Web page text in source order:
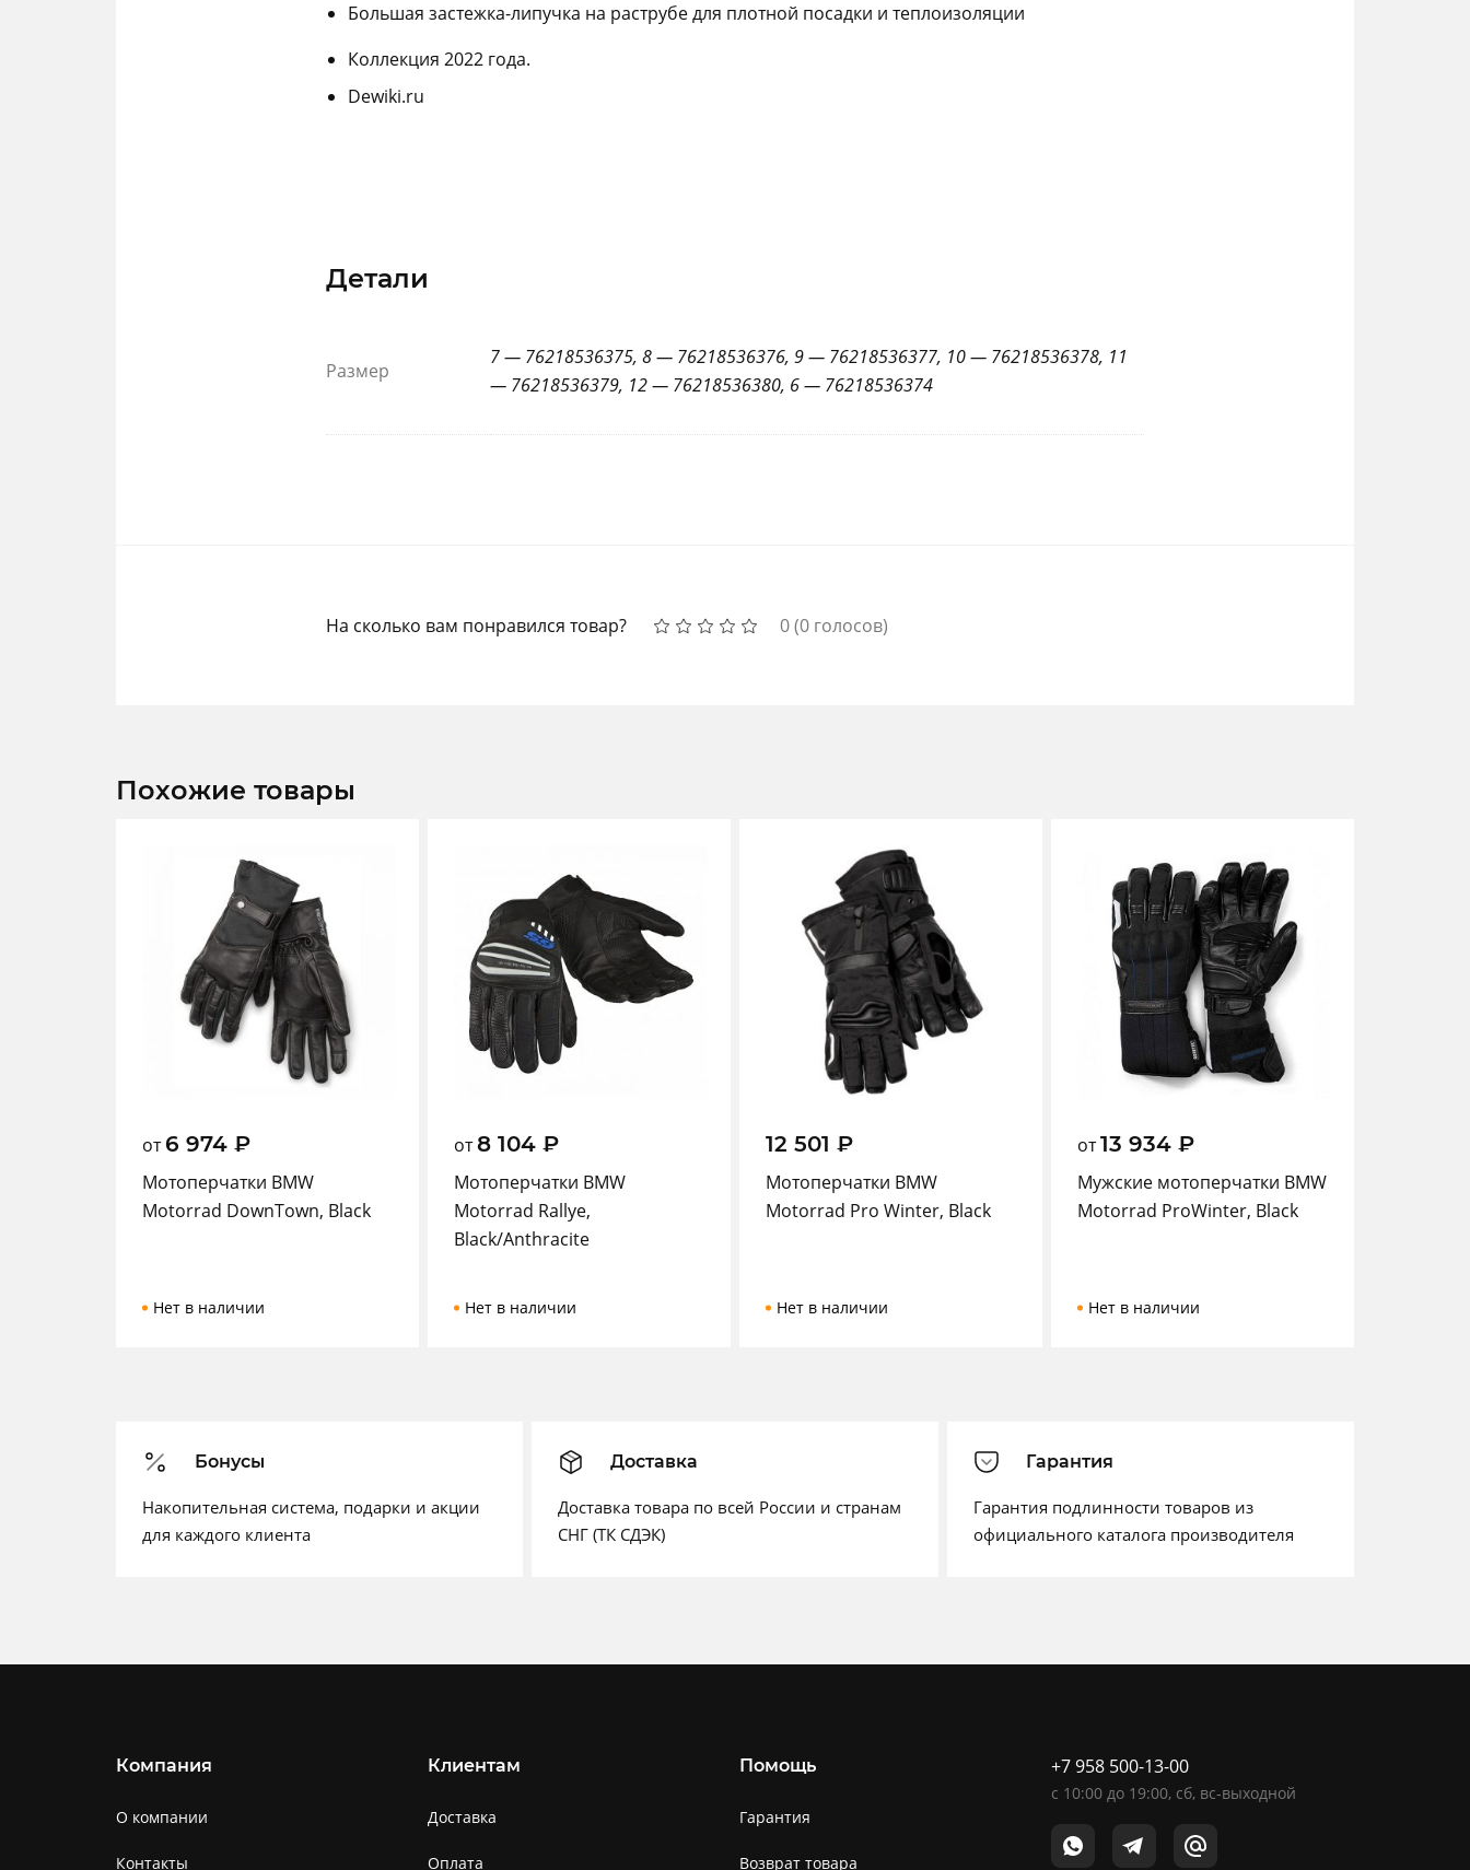
Большая застежка-липучка на раструбе для плотной посадки и теплоизоляции
Коллекция 2022 года.
Dewiki.ru
Детали
Размер
7 — 76218536375, 8 — 76218536376, 9 — 76218536377, 10 — 76218536378, 11
— 76218536379, 12 — 76218536380, 6 — 76218536374
На сколько вам понравился товар? 0(0 голосов)
Похожие товары
от6 974 ₽
Мотоперчатки BMW
Motorrad DownTown, Black
Нет в наличии
от8 104 ₽
Мотоперчатки BMW
Motorrad Rallye,
Black/Anthracite
Нет в наличии
12 501 ₽
Мотоперчатки BMW
Motorrad Pro Winter, Black
Нет в наличии
от13 934 ₽
Мужские мотоперчатки BMW
Motorrad ProWinter, Black
Нет в наличии
Бонусы
Накопительная система, подарки и акции
для каждого клиента
Доставка
Доставка товара по всей России и странам
СНГ (ТК СДЭК)
Гарантия
Гарантия подлинности товаров из
официального каталога производителя
Компания
О компании
Контакты
Клиентам
Доставка
Оплата
Помощь
Гарантия
Возврат товара
+7 958 500-13-00
c 10:00 до 19:00, сб, вс-выходной